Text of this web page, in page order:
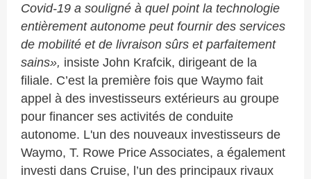
Covid-19 a souligné à quel point la technologie
entièrement autonome peut fournir des services
de mobilité et de livraison sûrs et parfaitement
sains», insiste John Krafcik, dirigeant de la
filiale. C’est la première fois que Waymo fait
appel à des investisseurs extérieurs au groupe
pour financer ses activités de conduite
autonome. L'un des nouveaux investisseurs de
Waymo, T. Rowe Price Associates, a également
investi dans Cruise, l’un des principaux rivaux